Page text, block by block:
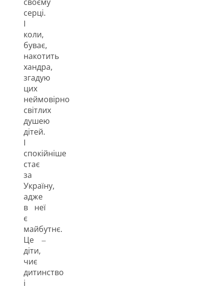
серці.
І
коли,
буває,
накотить
хандра,
згадую
цих
неймовірно
світлих
душею
дітей.
І
спокійніше
стає
за
Україну,
адже
в неї
є
майбутнє.
Це ‒
діти,
чиє
дитинство
і